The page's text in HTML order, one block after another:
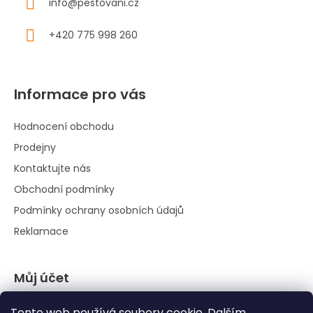
info@pestovani.cz
+420 775 998 260
Informace pro vás
Hodnocení obchodu
Prodejny
Kontaktujte nás
Obchodní podmínky
Podmínky ochrany osobních údajů
Reklamace
Můj účet